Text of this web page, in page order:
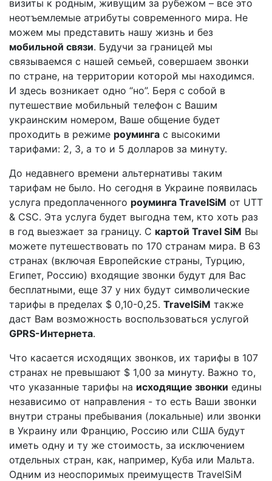
визиты к родным, живущим за рубежом – все это
неотъемлемые атрибуты современного мира. Не
можем мы представить нашу жизнь и без
мобильной связи. Будучи за границей мы
связываемся с нашей семьей, совершаем звонки
по стране, на территории которой мы находимся.
И здесь возникает одно “но”. Беря с собой в
путешествие мобильный телефон с Вашим
украинским номером, Ваше общение будет
проходить в режиме роуминга с высокими
тарифами: 2, 3, а то и 5 долларов за минуту.
До недавнего времени альтернативы таким
тарифам не было. Но сегодня в Украине появилась
услуга предоплаченного роуминга TravelSiM от UTT
& CSC. Эта услуга будет выгодна тем, кто хоть раз
в год выезжает за границу. С картой Travel SiM Вы
можете путешествовать по 170 странам мира. В 63
странах (включая Европейские страны, Турцию,
Египет, Россию) входящие звонки будут для Вас
бесплатными, еще 37 у них будут символические
тарифы в пределах $ 0,10-0,25. TravelSiM также
даст Вам возможность воспользоваться услугой
GPRS-Интернета.
Что касается исходящих звонков, их тарифы в 107
странах не превышают $ 1,00 за минуту. Важно то,
что указанные тарифы на исходящие звонки едины
независимо от направления - то есть Ваши звонки
внутри страны пребывания (локальные) или звонки
в Украину или Францию, Россию или США будут
иметь одну и ту же стоимость, за исключением
отдельных стран, как, например, Куба или Мальта.
Одним из неоспоримых преимуществ TravelSiM